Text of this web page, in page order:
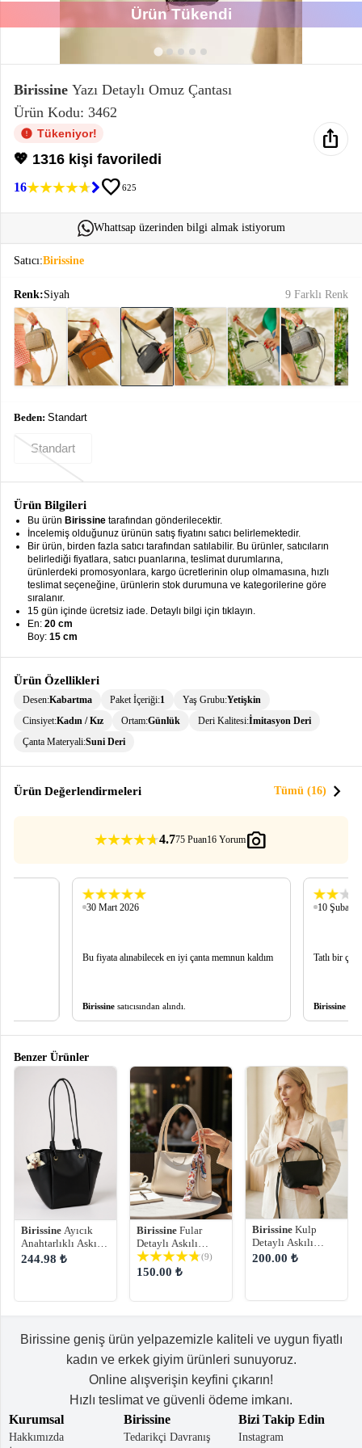
Sweatshirt
T-Shirt
Ev
Giyimkeyboard_arrow_down
Takımlarkeyboard_arrow_down
Giyimkeyboard_arrow_down
Dış
Giyim keyboard_arrow_down
Tesettür
Giyim keyboard_arrow_down
Büyük
Bedenkeyboard_arrow_down
İç
Giyimkeyboard_arrow_down
Ürün Tükendi
Birissine Yazı Detaylı Omuz Çantası
Ürün Kodu: 3462
Tükeniyor!
💖 1316 kişi favoriledi
16 favorite625
ios_share
Whattsap üzerinden bilgi almak istiyorum
Satıcı:Birissine
Renk:Siyah 9 Farklı Renk
Beden: Standart
Standart
Ürün Bilgileri
Bu ürün Birissine tarafından gönderilecektir.
İncelemiş olduğunuz ürünün satış fiyatını satıcı belirlemektedir.
Bir ürün, birden fazla satıcı tarafından satılabilir. Bu ürünler, satıcıların
belirlediği fiyatlara, satıcı puanlarına, teslimat durumlarına,
ürünlerdeki promosyonlara, kargo ücretlerinin olup olmamasına, hızlı
teslimat seçeneğine, ürünlerin stok durumuna ve kategorilerine göre
sıralanır.
15 gün içinde ücretsiz iade. Detaylı bilgi için tıklayın.
En: 20 cm
Boy: 15 cm
Ürün Özellikleri
Desen:Kabartma Paket İçeriği:1 Yaş Grubu:Yetişkin
Cinsiyet:Kadın / Kız Ortam:Günlük Deri Kalitesi:İmitasyon Deri
Çanta Materyali:Suni Deri
Ürün Değerlendirmeleri Tümü (16) chevron_right
4.775 Puan16 Yorumphoto_camera
30 Mart 2026
Bu fiyata alınabilecek en iyi çanta memnun kaldım
Birissinesatıcısından alındı.
10 Şubat
Tatlı bir
Birissine
Benzer Ürünler
Birissine Ayıcık
Anahtarlıklı Askılı
Kadın Omuz
244.98 ₺
Birissine Fular
Detaylı Askılı
Kadın Omuz
Çantası
(9)
150.00 ₺
Birissine Kulp
Detaylı Askılı
Kadın Omuz
200.00 ₺
Birissine geniş ürün yelpazemizle kaliteli ve uygun fiyatlı
kadın ve erkek giyim ürünleri sunuyoruz.
Online alışverişin keyfini çıkarın!
Hızlı teslimat ve güvenli ödeme imkanı.
Kurumsal
Hakkımızda
Birissine
Tedarikçi Davranış
Bizi Takip Edin
Instagram